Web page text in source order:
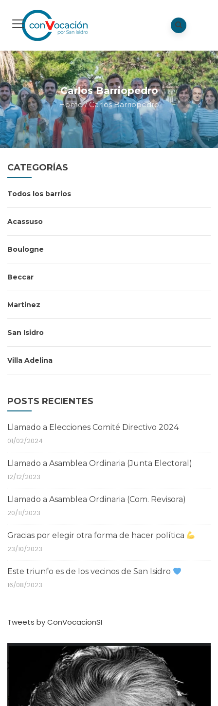
Carlos Barriopedro
Home/ Carlos Barriopedro
CATEGORÍAS
Todos los barrios
Acassuso
Boulogne
Beccar
Martinez
San Isidro
Villa Adelina
POSTS RECIENTES
Llamado a Elecciones Comité Directivo 2024
01/02/2024
Llamado a Asamblea Ordinaria (Junta Electoral)
12/12/2023
Llamado a Asamblea Ordinaria (Com. Revisora)
20/11/2023
Gracias por elegir otra forma de hacer política
23/10/2023
Este triunfo es de los vecinos de San Isidro
16/08/2023
Tweets by ConVocacionSI